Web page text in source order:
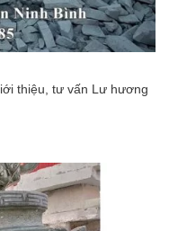
thiệu, tư vấn Lư hương